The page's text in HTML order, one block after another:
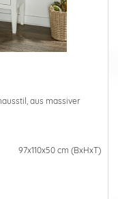
aus massiver
97x110x50 cm (BxHxT)